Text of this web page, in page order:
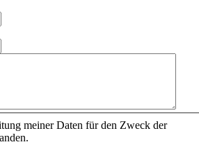
meiner Daten für den Zweck der